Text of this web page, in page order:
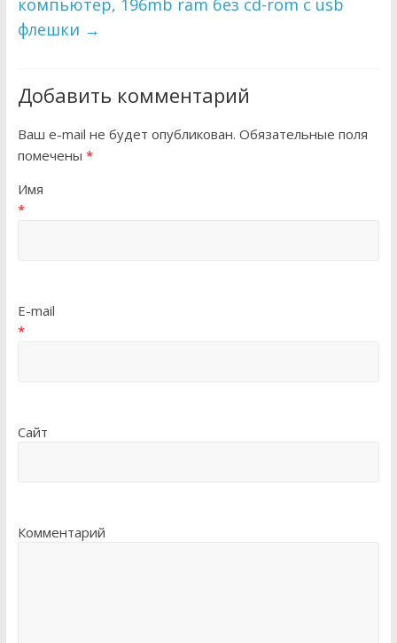
компьютер, 196mb ram без cd-rom с usb
флешки →
Добавить комментарий
Ваш e-mail не будет опубликован. Обязательные поля
помечены *
Имя
*
E-mail
*
Сайт
Комментарий